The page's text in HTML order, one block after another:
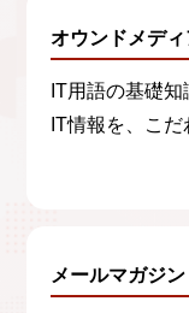
オウンドメディ
IT用語の基礎
IT情報を、こ
メールマガジン